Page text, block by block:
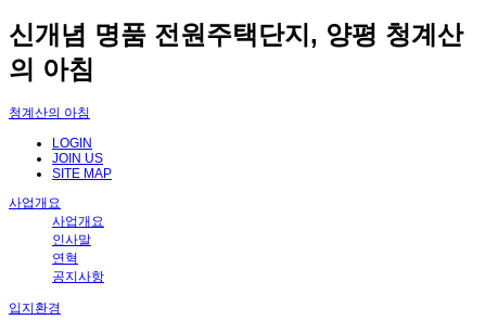
신개념 명품 전원주택단지, 양평 청계산
의 아침
청계산의 아침
LOGIN
JOIN US
SITE MAP
사업개요
사업개요
인사말
연혁
공지사항
입지환경